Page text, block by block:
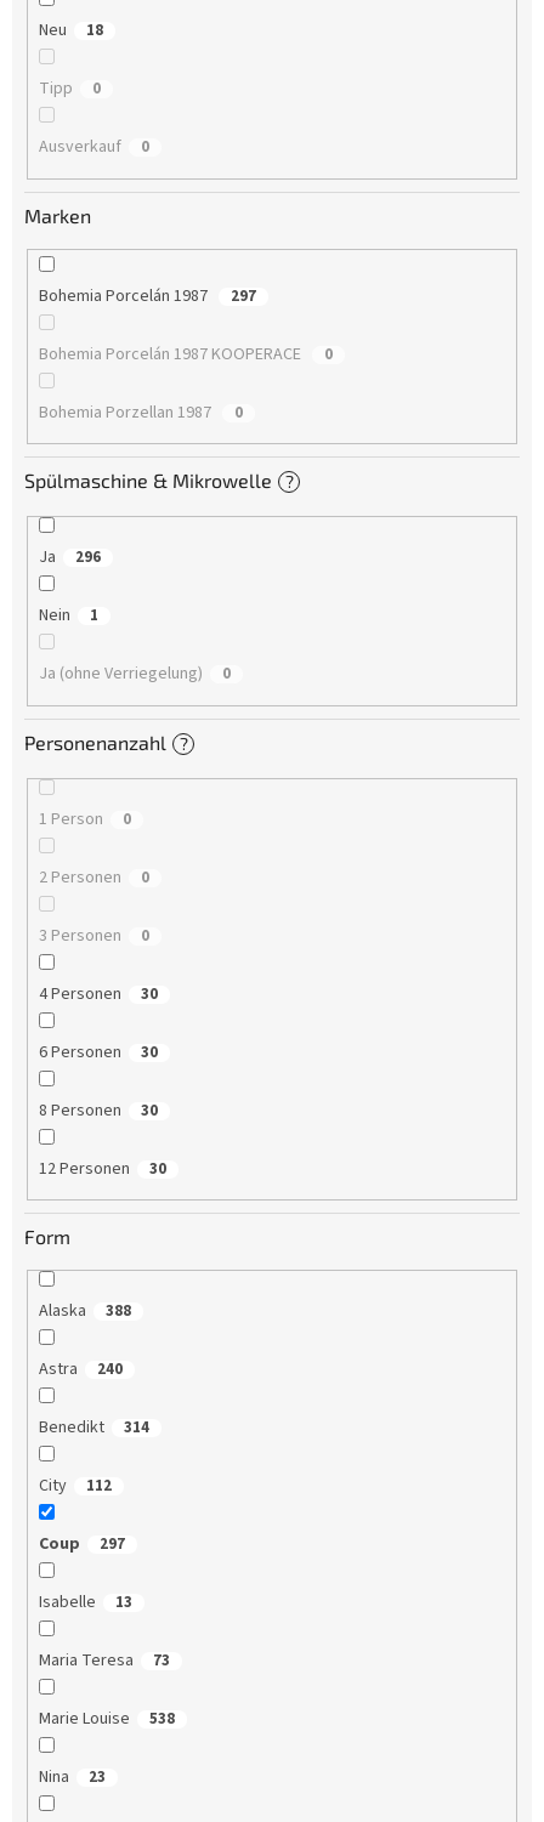
Neu 18
Tipp 0
Ausverkauf 0
Marken
Bohemia Porcelán 1987 297
Bohemia Porcelán 1987 KOOPERACE 0
Bohemia Porzellan 1987 0
Spülmaschine & Mikrowelle ?
Ja 296
Nein 1
Ja (ohne Verriegelung) 0
Personenanzahl ?
1 Person 0
2 Personen 0
3 Personen 0
4 Personen 30
6 Personen 30
8 Personen 30
12 Personen 30
Form
Alaska 388
Astra 240
Benedikt 314
City 112
Coup 297
Isabelle 13
Maria Teresa 73
Marie Louise 538
Nina 23